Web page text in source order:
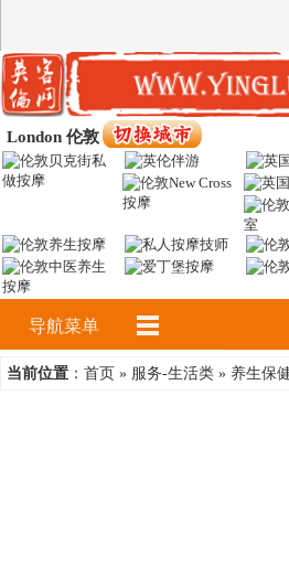
London 伦敦
导航菜单
当前位置 ： 首页 » 服务-生活类 » 养生保